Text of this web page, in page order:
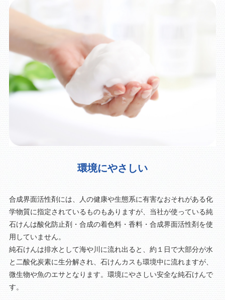
環境にやさしい
合成界面活性剤には、人の健康や生態系に有害なおそれがある化
学物質に指定されているものもありますが、当社が使っている純
石けんは酸化防止剤・合成の着色料・香料・合成界面活性剤を使
用していません。
純石けんは排水として海や川に流れ出ると、約１日で大部分が水
と二酸化炭素に生分解され、石けんカスも環境中に流れますが、
微生物や魚のエサとなります。環境にやさしい安全な純石けんで
す。